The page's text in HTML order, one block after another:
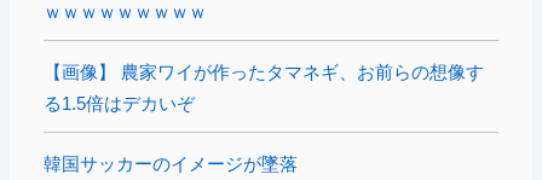
ｗｗｗｗｗｗｗｗｗ
【画像】 農家ワイが作ったタマネギ、お前らの想像す
る1.5倍はデカいぞ
韓国サッカーのイメージが墜落